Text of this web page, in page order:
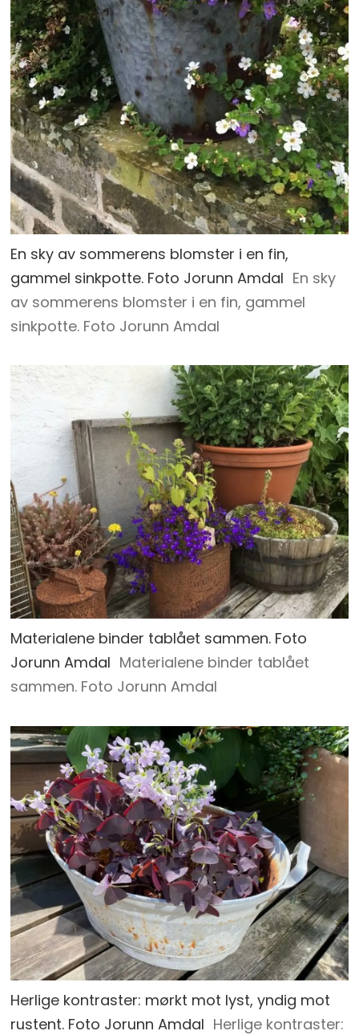
En sky av sommerens blomster i en fin,
gammel sinkpotte. Foto Jorunn Amdal En sky
av sommerens blomster i en fin, gammel
sinkpotte. Foto Jorunn Amdal
Materialene binder tablået sammen. Foto
Jorunn Amdal Materialene binder tablået
sammen. Foto Jorunn Amdal
Herlige kontraster: mørkt mot lyst, yndig mot
rustent. Foto Jorunn Amdal Herlige kontraster: